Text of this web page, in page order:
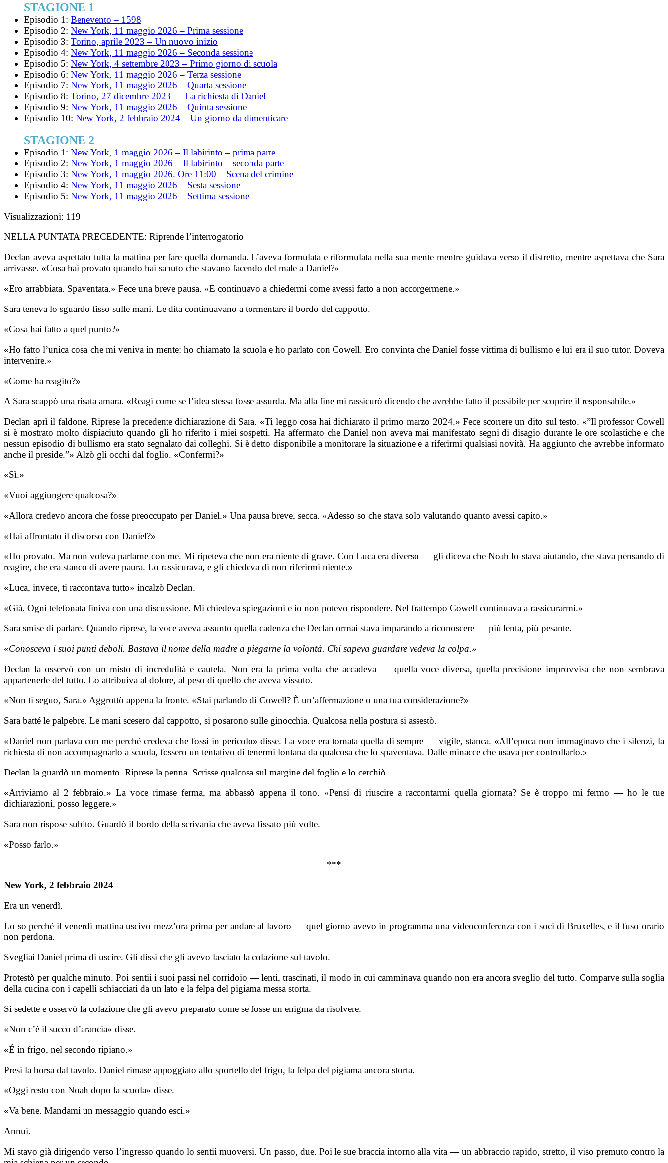
STAGIONE 1
Episodio 1: Benevento – 1598
Episodio 2: New York, 11 maggio 2026 – Prima sessione
Episodio 3: Torino, aprile 2023 – Un nuovo inizio
Episodio 4: New York, 11 maggio 2026 – Seconda sessione
Episodio 5: New York, 4 settembre 2023 – Primo giorno di scuola
Episodio 6: New York, 11 maggio 2026 – Terza sessione
Episodio 7: New York, 11 maggio 2026 – Quarta sessione
Episodio 8: Torino, 27 dicembre 2023 — La richiesta di Daniel
Episodio 9: New York, 11 maggio 2026 – Quinta sessione
Episodio 10: New York, 2 febbraio 2024 – Un giorno da dimenticare
STAGIONE 2
Episodio 1: New York, 1 maggio 2026 – Il labirinto – prima parte
Episodio 2: New York, 1 maggio 2026 – Il labirinto – seconda parte
Episodio 3: New York, 1 maggio 2026. Ore 11:00 – Scena del crimine
Episodio 4: New York, 11 maggio 2026 – Sesta sessione
Episodio 5: New York, 11 maggio 2026 – Settima sessione
Visualizzazioni: 119
NELLA PUNTATA PRECEDENTE: Riprende l’interrogatorio
Declan aveva aspettato tutta la mattina per fare quella domanda. L’aveva formulata e riformulata nella sua mente mentre guidava verso il distretto, mentre aspettava che Sara
arrivasse. «Cosa hai provato quando hai saputo che stavano facendo del male a Daniel?»
«Ero arrabbiata. Spaventata.» Fece una breve pausa. «E continuavo a chiedermi come avessi fatto a non accorgermene.»
Sara teneva lo sguardo fisso sulle mani. Le dita continuavano a tormentare il bordo del cappotto.
«Cosa hai fatto a quel punto?»
«Ho fatto l’unica cosa che mi veniva in mente: ho chiamato la scuola e ho parlato con Cowell. Ero convinta che Daniel fosse vittima di bullismo e lui era il suo tutor. Doveva
intervenire.»
«Come ha reagito?»
A Sara scappò una risata amara. «Reagì come se l’idea stessa fosse assurda. Ma alla fine mi rassicurò dicendo che avrebbe fatto il possibile per scoprire il responsabile.»
Declan aprì il faldone. Riprese la precedente dichiarazione di Sara. «Ti leggo cosa hai dichiarato il primo marzo 2024.» Fece scorrere un dito sul testo. «”Il professor Cowell
si è mostrato molto dispiaciuto quando gli ho riferito i miei sospetti. Ha affermato che Daniel non aveva mai manifestato segni di disagio durante le ore scolastiche e che
nessun episodio di bullismo era stato segnalato dai colleghi. Si è detto disponibile a monitorare la situazione e a riferirmi qualsiasi novità. Ha aggiunto che avrebbe informato
anche il preside.”» Alzò gli occhi dal foglio. «Confermi?»
«Sì.»
«Vuoi aggiungere qualcosa?»
«Allora credevo ancora che fosse preoccupato per Daniel.» Una pausa breve, secca. «Adesso so che stava solo valutando quanto avessi capito.»
«Hai affrontato il discorso con Daniel?»
«Ho provato. Ma non voleva parlarne con me. Mi ripeteva che non era niente di grave. Con Luca era diverso — gli diceva che Noah lo stava aiutando, che stava pensando di
reagire, che era stanco di avere paura. Lo rassicurava, e gli chiedeva di non riferirmi niente.»
«Luca, invece, ti raccontava tutto» incalzò Declan.
«Già. Ogni telefonata finiva con una discussione. Mi chiedeva spiegazioni e io non potevo rispondere. Nel frattempo Cowell continuava a rassicurarmi.»
Sara smise di parlare. Quando riprese, la voce aveva assunto quella cadenza che Declan ormai stava imparando a riconoscere — più lenta, più pesante.
«Conosceva i suoi punti deboli. Bastava il nome della madre a piegarne la volontà. Chi sapeva guardare vedeva la colpa.»
Declan la osservò con un misto di incredulità e cautela. Non era la prima volta che accadeva — quella voce diversa, quella precisione improvvisa che non sembrava
appartenerle del tutto. Lo attribuiva al dolore, al peso di quello che aveva vissuto.
«Non ti seguo, Sara.» Aggrottò appena la fronte. «Stai parlando di Cowell? È un’affermazione o una tua considerazione?»
Sara batté le palpebre. Le mani scesero dal cappotto, si posarono sulle ginocchia. Qualcosa nella postura si assestò.
«Daniel non parlava con me perché credeva che fossi in pericolo» disse. La voce era tornata quella di sempre — vigile, stanca. «All’epoca non immaginavo che i silenzi, la
richiesta di non accompagnarlo a scuola, fossero un tentativo di tenermi lontana da qualcosa che lo spaventava. Dalle minacce che usava per controllarlo.»
Declan la guardò un momento. Riprese la penna. Scrisse qualcosa sul margine del foglio e lo cerchiò.
«Arriviamo al 2 febbraio.» La voce rimase ferma, ma abbassò appena il tono. «Pensi di riuscire a raccontarmi quella giornata? Se è troppo mi fermo — ho le tue
dichiarazioni, posso leggere.»
Sara non rispose subito. Guardò il bordo della scrivania che aveva fissato più volte.
«Posso farlo.»
***
New York, 2 febbraio 2024
Era un venerdì.
Lo so perché il venerdì mattina uscivo mezz’ora prima per andare al lavoro — quel giorno avevo in programma una videoconferenza con i soci di Bruxelles, e il fuso orario
non perdona.
Svegliai Daniel prima di uscire. Gli dissi che gli avevo lasciato la colazione sul tavolo.
Protestò per qualche minuto. Poi sentii i suoi passi nel corridoio — lenti, trascinati, il modo in cui camminava quando non era ancora sveglio del tutto. Comparve sulla soglia
della cucina con i capelli schiacciati da un lato e la felpa del pigiama messa storta.
Si sedette e osservò la colazione che gli avevo preparato come se fosse un enigma da risolvere.
«Non c’è il succo d’arancia» disse.
«É in frigo, nel secondo ripiano.»
Presi la borsa dal tavolo. Daniel rimase appoggiato allo sportello del frigo, la felpa del pigiama ancora storta.
«Oggi resto con Noah dopo la scuola» disse.
«Va bene. Mandami un messaggio quando esci.»
Annuì.
Mi stavo già dirigendo verso l’ingresso quando lo sentii muoversi. Un passo, due. Poi le sue braccia intorno alla vita — un abbraccio rapido, stretto, il viso premuto contro la